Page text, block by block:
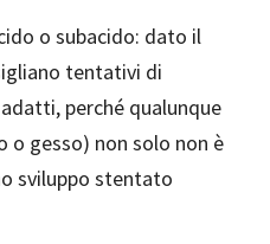
o subacido: dato il
tentativi di
perché qualunque
o gesso) non solo non è
sviluppo stentato